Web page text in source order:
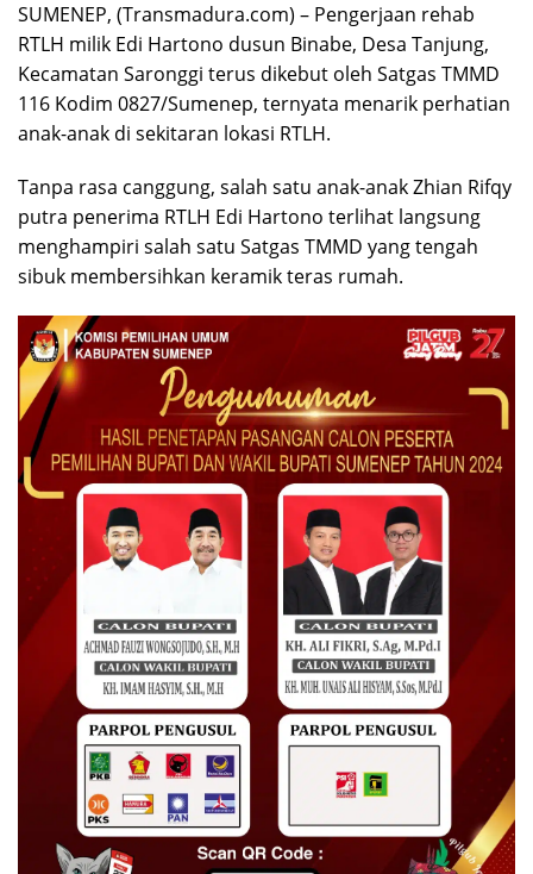
SUMENEP, (Transmadura.com) – Pengerjaan rehab
RTLH milik Edi Hartono dusun Binabe, Desa Tanjung,
Kecamatan Saronggi terus dikebut oleh Satgas TMMD
116 Kodim 0827/Sumenep, ternyata menarik perhatian
anak-anak di sekitaran lokasi RTLH.
Tanpa rasa canggung, salah satu anak-anak Zhian Rifqy
putra penerima RTLH Edi Hartono terlihat langsung
menghampiri salah satu Satgas TMMD yang tengah
sibuk membersihkan keramik teras rumah.